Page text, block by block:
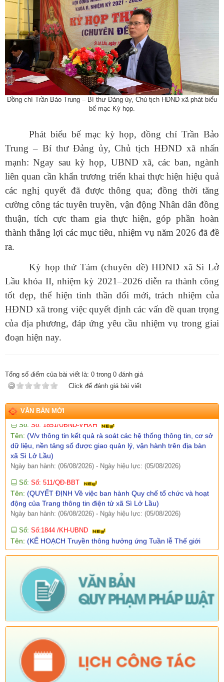
Đồng chí Trần Bảo Trung – Bí thư Đảng ủy, Chủ tịch HĐND xãphát biểu
bế mạc Kỳ họp.
Phát biểu bế mạc kỳ họp, đồng chíTrần Bảo
Trung – Bí thư Đảng ủy, Chủ tịch HĐND xã nhấn
mạnh: Ngay sau kỳ họp, UBND xã, các ban, ngành
liên quan cần khẩn trương triển khai thực hiện hiệu quả
các nghị quyết đã được thông qua; đồng thời tăng
cường công tác tuyên truyền, vận động Nhân dân đồng
thuận, tích cực tham gia thực hiện, góp phần hoàn
thành thắng lợi các mục tiêu, nhiệm vụ năm 2026 đã đề
ra.
Kỳ họp thứ Tám (chuyên đề) HĐND xã Sì Lở
Lầu khóa II, nhiệm kỳ 2021–2026 diễn ra thành công
tốt đẹp, thể hiện tinh thần đổi mới, trách nhiệm của
HĐND xã trong việc quyết định các vấn đề quan trọng
của địa phương, đáp ứng yêu cầu nhiệm vụ trong giai
đoạn hiện nay.
Tổng số điểm của bài viết là: 0 trong 0 đánh giá
Click để đánh giá bài viết
VĂN BẢN MỚI
Số:Số:1862 /KH-UBND
Tên:(KẾ HOẠCH Tuyên truyền ứng dụng khoa học, công nghệ
và đổi mới sáng tạo trên địa bàn xã Sì Lở Lầu giai đoạn 2026 -
2030)
Ngày ban hành: (07/08/2026) -Ngày hiệu lực: (06/08/2026)
(BÁO CÁO Kết quả rà soát, đề xuất điều chỉnh dự toán
kinh phí thực hiện các dự án, nhiệm vụ khoa học, công nghệ,
đổi mới sáng tạo và chuyển đổi số năm 2026)
Ngày ban hành: (07/08/2026) -Ngày hiệu lực: (05/08/2026)
Số:Số: 1858/UBND-VP
Tên:(V/v triển khai thực hiện Nghị định số 301/2026/NĐ-CP
ngày 30/7/2026 của Chính phủ)
Ngày ban hành: (07/08/2026)
phương án sơ tán khi cần thiết.)
Ngày ban hành: (07/08/2026) -Ngày hiệu lực: (06/08/2026)
Số:Số: 1851/UBND-VHXH
Tên:(V/v thông tin kết quả rà soát các hệ thống thông tin, cơ sở
dữ liệu, nền tảng số được giao quản lý, vận hành trên địa bàn
xã Sì Lở Lầu)
Ngày ban hành: (06/08/2026) -Ngày hiệu lực: (05/08/2026)
Số:Số: 511/QĐ-BBT
động của Trang thông tin điện tử xã Sì Lở Lầu)
Ngày ban hành: (06/08/2026) - Ngày hiệu lực: (05/08/2026)
Số:Số:1844 /KH-UBND
Nuôi con bằng sữa mẹ năm 2026)
Ngày ban hành: (05/08/2026) -Ngày hiệu lực: (05/08/2026)
(V/v rà soát đối tượng để thực hiện chính sách về đất đai
quy định tại Điều 16 và khoản 3 Điều 124 Luật Đất đai)
Ngày ban hành: (05/08/2026) - Ngày hiệu lực: (04/08/2026)
Ngày ban hành: (05/08/2026)
Số:Số: 1836/UBND-VP
Tên:
(V/v triển khai thực hiện Nghị định số 265/2026/NĐ-CP và
Nghị định số 266/2026/NĐ-CP của Chính phủ về tiết kiệm,
chống lãng phí.)